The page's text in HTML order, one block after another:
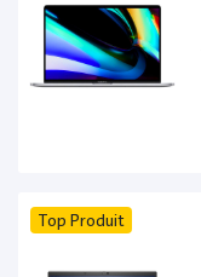
Top Produit